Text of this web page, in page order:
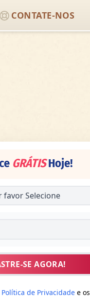
CONTATE-NOS
GRÁTISHoje!
SE AGORA!
Política de Privacidadee os